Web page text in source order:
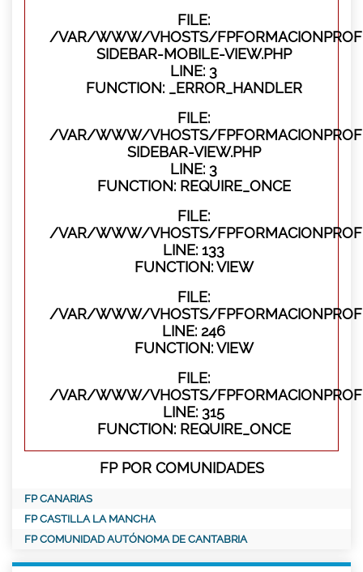
FILE:
/VAR/WWW/VHOSTS/
SIDEBAR-MOBILE-VIEW.PHP
LINE: 3
FUNCTION: _ERROR_HANDLER
FILE:
/VAR/WWW/VHOSTS/
SIDEBAR-VIEW.PHP
LINE: 3
FUNCTION: REQUIRE_ONCE
FILE:
/VAR/WWW/VHOSTS/
LINE: 133
FUNCTION: VIEW
FILE:
/VAR/WWW/VHOSTS/
LINE: 246
FUNCTION: VIEW
FILE:
/VAR/WWW/VHOSTS/
LINE: 315
FUNCTION: REQUIRE_ONCE
FP POR COMUNIDADES
FP CANARIAS
FP CASTILLA LA MANCHA
FP COMUNIDAD AUTÓNOMA DE CANTABRIA